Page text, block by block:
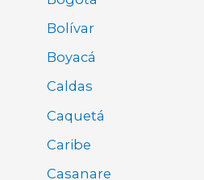
Bolívar
Boyacá
Caldas
Caquetá
Caribe
Casanare